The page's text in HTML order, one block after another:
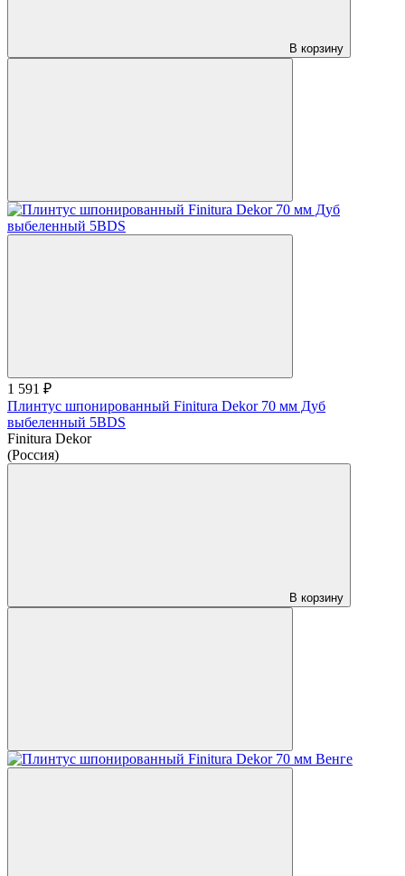
В корзину
1 591 ₽
Плинтус шпонированный Finitura Dekor 70 мм Дуб
выбеленный 5BDS
Finitura Dekor
(Россия)
В корзину